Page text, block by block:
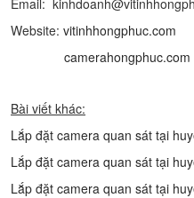
Email:
Website: vitinhhongphuc.com
camerahongphuc.com
Bài viết khác:
Lắp đặt camera quan sát tại
Lắp đặt camera quan sát tại
Lắp đặt camera quan sát tại